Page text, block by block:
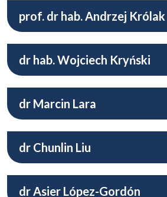
prof. dr hab. Andrzej Królak
dr hab. Wojciech Kryński
dr Marcin Lara
dr Chunlin Liu
dr Asier López-Gordón